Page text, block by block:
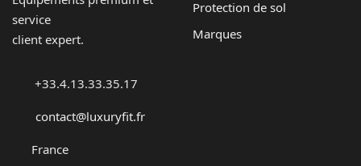
service
client expert.
+33.4.13.33.35.17
contact@luxuryfit.fr
France
Protection de sol
Marques